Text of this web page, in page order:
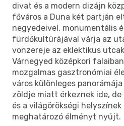
divat és a modern dizájn
főváros a Duna két partján
negyedeivel, monumentális
fürdőkultúrájával várja az
vonzereje az eklektikus
Várnegyed középkori
mozgalmas gasztronómiai
város különleges
zöldje miatt érkeznek ide,
és a világörökségi helyszínek
meghatározó élményt nyújt.